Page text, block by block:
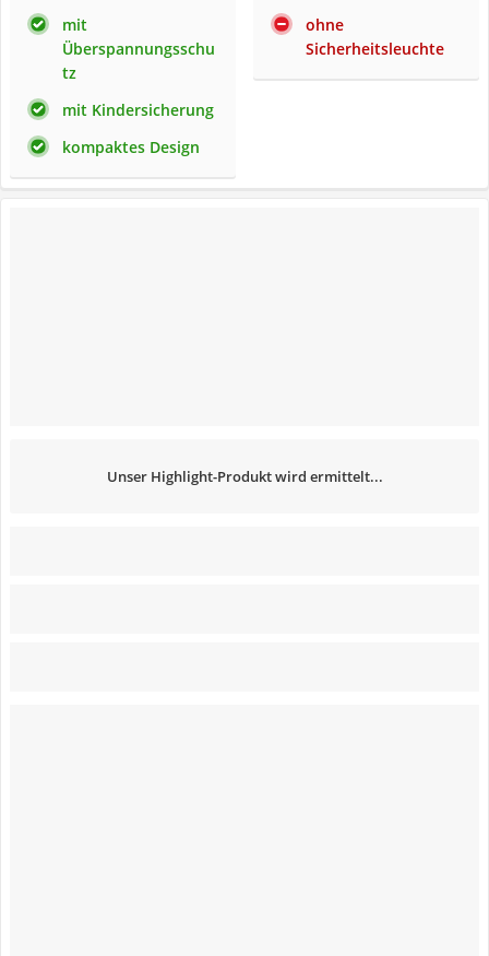
mit
Überspannungsschu
tz
mit Kindersicherung
kompaktes Design
ohne
Sicherheitsleuchte
Unser Highlight-Produkt wird ermittelt...